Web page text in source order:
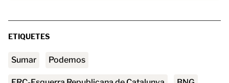
ETIQUETES
Sumar Podemos